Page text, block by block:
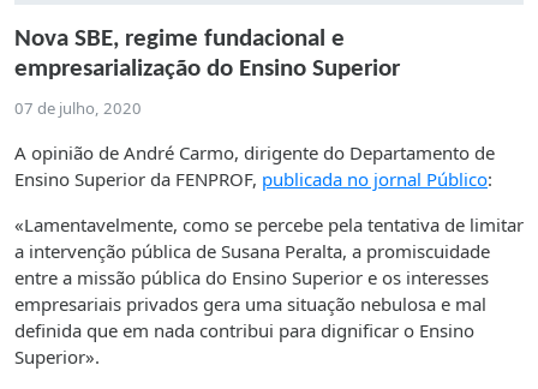
Nova SBE, regime fundacional e
empresarialização do Ensino Superior
07 de julho, 2020
A opinião de André Carmo, dirigente do Departamento de
Ensino Superior da FENPROF, publicada no jornal Público:
«Lamentavelmente, como se percebe pela tentativa de limitar
a intervenção pública de Susana Peralta, a promiscuidade
entre a missão pública do Ensino Superior e os interesses
empresariais privados gera uma situação nebulosa e mal
definida que em nada contribui para dignificar o Ensino
Superior».